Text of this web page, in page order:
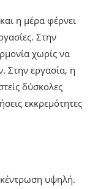
η μέρα φέρνει
Στην
χωρίς να
Στην εργασία, η
δύσκολες
εκκρεμότητες
υψηλή.